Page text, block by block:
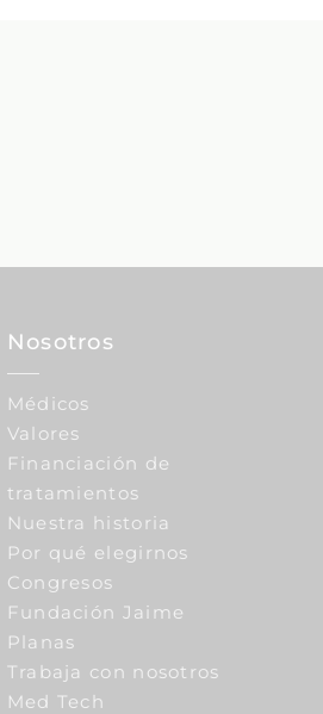
Nosotros
Médicos
Valores
Financiación de
tratamientos
Nuestra historia
Por qué elegirnos
Congresos
Fundación Jaime
Planas
Trabaja con nosotros
Med Tech